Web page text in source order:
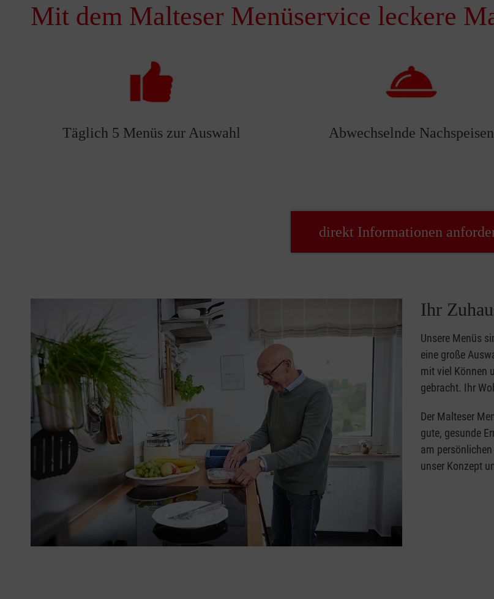
Mit dem Malteser Menüservice leckere
Täglich 5 Menüs zur Auswahl Abwechselnde Nachspeisen
direkt Informationen
Ihr
Unsere Menüs
eine große
mit viel Können
gebracht. Ihr
Der Malteser
gute, gesunde
am
unser Konzept